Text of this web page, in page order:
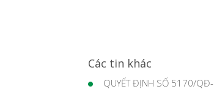
Các tin khác
QUYẾT ĐỊNH SỐ 5170/QĐ-